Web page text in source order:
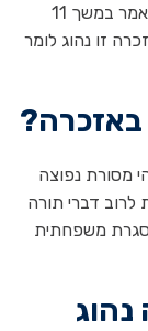
שעליהם אומרים קדיש. על פי המסורת, הקדיש נאמר במשך 11
זו נהוג לומר
מסורת נפוצה
דברי תורה
משפחתית